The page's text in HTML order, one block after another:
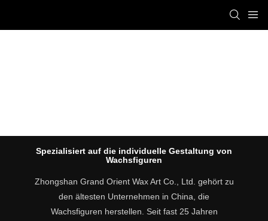
Spezialisiert auf die individuelle Gestaltung von
Wachsfiguren
Zhongshan Grand Orient Wax Art Co., Ltd. gehört zu
den ältesten Unternehmen in China, die
Wachsfiguren herstellen. Seit fast 25 Jahren